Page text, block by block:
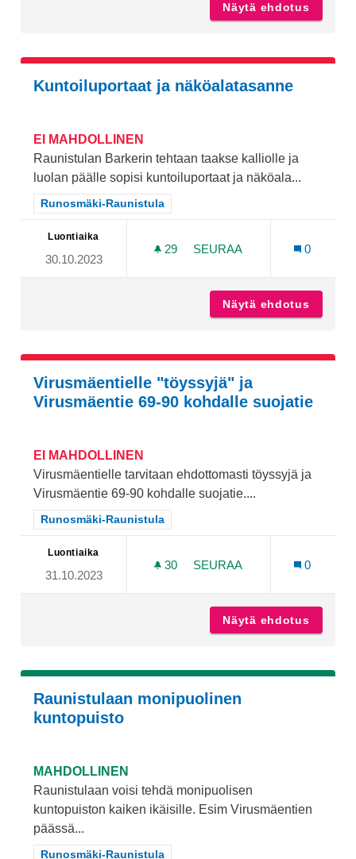
Näytä ehdotus
Kuntoiluportaat ja näköalatasanne
EI MAHDOLLINEN
Raunistulan Barkerin tehtaan taakse kalliolle ja
luolan päälle sopisi kuntoiluportaat ja näköala...
Rajaa tulokset teeman mukaan: Runosmäki-Raunistula
Runosmäki-Raunistula
Luontiaika
30.10.2023
29 29 SEURAAJAA
SEURAA
0
Näytä ehdotus
Virusmäentielle "töyssyjä" ja
Virusmäentie 69-90 kohdalle suojatie
EI MAHDOLLINEN
Virusmäentielle tarvitaan ehdottomasti töyssyjä ja
Virusmäentie 69-90 kohdalle suojatie....
Rajaa tulokset teeman mukaan: Runosmäki-Raunistula
Runosmäki-Raunistula
Luontiaika
31.10.2023
30 30 SEURAAJAA
SEURAA
0
Näytä ehdotus
Raunistulaan monipuolinen
kuntopuisto
MAHDOLLINEN
Raunistulaan voisi tehdä monipuolisen
kuntopuiston kaiken ikäisille. Esim Virusmäentien
päässä...
Rajaa tulokset teeman mukaan: Runosmäki-Raunistula
Runosmäki-Raunistula